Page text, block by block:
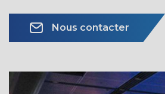
Nous contacter